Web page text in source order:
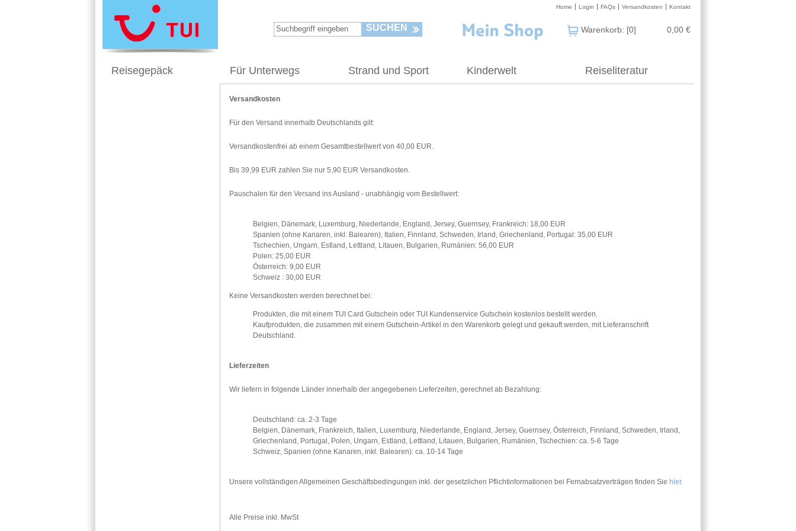
Kontakt
Versandkosten
FAQs
Login
Home
SUCHEN Warenkorb: [0] 0,00 €
Reisegepäck Für Unterwegs Strand und Sport Kinderwelt Reiseliteratur
Versandkosten
Für den Versand innerhalb Deutschlands gilt:
Versandkostenfrei ab einem Gesamtbestellwert von 40,00 EUR.
Bis 39,99 EUR zahlen Sie nur 5,90 EUR Versandkosten.
Pauschalen für den Versand ins Ausland - unabhängig vom Bestellwert:
Belgien, Dänemark, Luxemburg, Niederlande, England, Jersey, Guernsey, Frankreich: 18,00 EUR
Spanien (ohne Kanaren, inkl. Balearen), Italien, Finnland, Schweden, Irland, Griechenland, Portugal: 35,00 EUR
Tschechien, Ungarn, Estland, Lettland, Litauen, Bulgarien, Rumänien: 56,00 EUR
Polen: 25,00 EUR
Österreich: 9,00 EUR
Schweiz : 30,00 EUR
Keine Versandkosten werden berechnet bei:
Produkten, die mit einem TUI Card Gutschein oder TUI Kundenservice Gutschein kostenlos bestellt werden.
Kaufprodukten, die zusammen mit einem Gutschein-Artikel in den Warenkorb gelegt und gekauft werden, mit Lieferanschrift
Deutschland.
Lieferzeiten
Wir liefern in folgende Länder innerhalb der angegebenen Lieferzeiten, gerechnet ab Bezahlung:
Deutschland: ca. 2-3 Tage
Belgien, Dänemark, Frankreich, Italien, Luxemburg, Niederlande, England, Jersey, Guernsey, Österreich, Finnland, Schweden, Irland,
Griechenland, Portugal, Polen, Ungarn, Estland, Lettland, Litauen, Bulgarien, Rumänien, Tschechien: ca. 5-6 Tage
Schweiz, Spanien (ohne Kanaren, inkl. Balearen): ca. 10-14 Tage
Unsere vollständigen Allgemeinen Geschäftsbedingungen inkl. der gesetzlichen Pflichtinformationen bei Fernabsatzverträgen finden Sie hier.
Alle Preise inkl. MwSt